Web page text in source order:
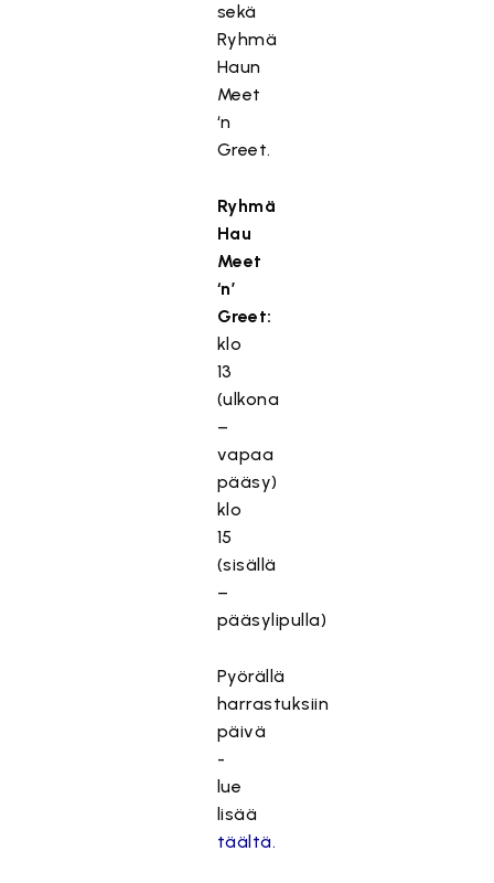
sekä
Ryhmä
Haun
Meet
‘n
Greet.
Ryhmä
Hau
Meet
‘n’
Greet:
klo
13
(ulkona
–
vapaa
pääsy)
klo
15
(sisällä
–
pääsylipulla)
Pyörällä
harrastuksiin
päivä
-
lue
lisää
täältä.